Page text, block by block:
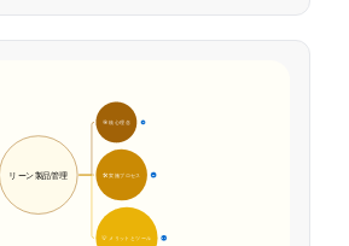
🎯 核心理念 9
🛠️ 実施プロセス
💡 メリットとツール 17
リーン製品管理